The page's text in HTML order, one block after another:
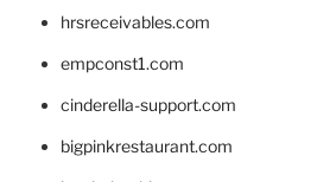
hrsreceivables.com
empconst1.com
cinderella-support.com
bigpinkrestaurant.com